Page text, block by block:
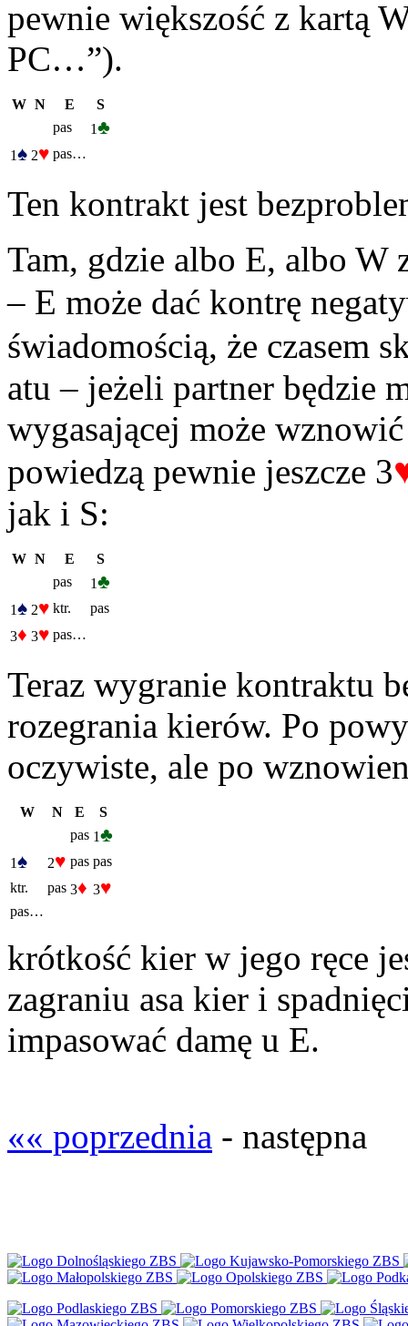
pewnie większość z kartą
PC…”).
W N E
S
pas
1♣
1♠ 2♥ pas…
Ten kontrakt jest
Tam, gdzie albo E, albo W
– E może dać kontrę
świadomością, że czasem
atu – jeżeli partner będzie
wygasającej może
powiedzą pewnie jeszcze 3
jak i S:
W N E
S
pas
1♣
1♠ 2♥ ktr.
pas
3♦ 3♥ pas…
Teraz wygranie kontraktu
rozegrania kierów. Po
oczywiste, ale po
W N E
S
pas 1♣
1♠ 2♥ pas pas
ktr.
pas 3♦ 3♥
pas…
krótkość kier w jego ręce
zagraniu asa kier i
impasować damę u E.
«« poprzednia - następna